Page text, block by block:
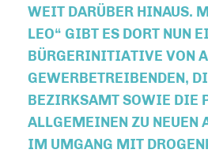
EIT DARÜBER HINAUS.
EO“ GIBT ES DORT NUN
ÜRGERINITIATIVE VON
EWERBETREIBENDEN, DIE
EZIRKSAMT SOWIE DIE
LLGEMEINEN ZU NEUEN
M UMGANG MIT